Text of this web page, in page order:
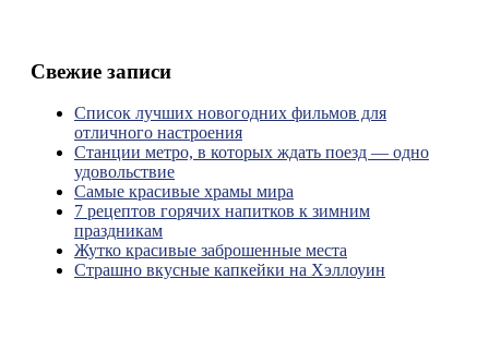
Свежие записи
Список лучших новогодних фильмов для
отличного настроения
Станции метро, в которых ждать поезд — одно
удовольствие
Самые красивые храмы мира
7 рецептов горячих напитков к зимним
праздникам
Жутко красивые заброшенные места
Страшно вкусные капкейки на Хэллоуин